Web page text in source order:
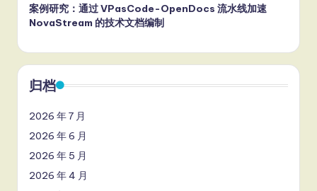
案例研究：通过 VPasCode-OpenDocs 流水线加速
NovaStream 的技术文档编制
归档
2026 年 7 月
2026 年 6 月
2026 年 5 月
2026 年 4 月